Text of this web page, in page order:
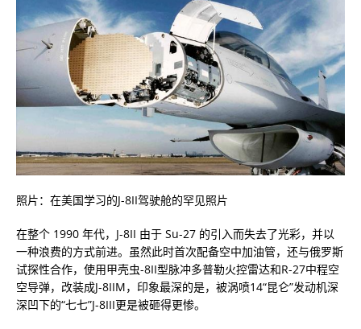
照片：在美国学习的J-8II驾驶舱的罕见照片
在整个 1990 年代，J-8II 由于 Su-27 的引入而失去了光彩，并以
一种浪费的方式前进。虽然此时首次配备空中加油管，还与俄罗斯
试探性合作，使用甲壳虫-8II型脉冲多普勒火控雷达和R-27中程空
空导弹，改装成J-8IIM，印象最深的是，被涡喷14“昆仑”发动机深
深凹下的“七七”J-8III更是被砸得更惨。